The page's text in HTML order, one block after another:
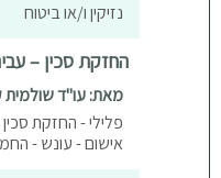
נזיקין ו/או ביטוח
החזקת סכין –
מאת: עו"ד שולמית
פלילי - החזקת
אישום - עונש -